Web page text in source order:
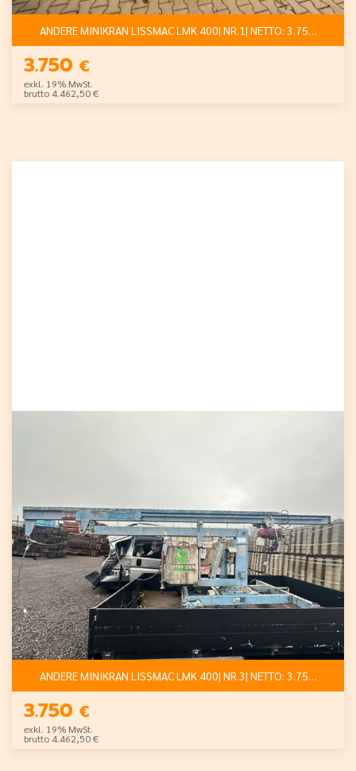
ANDERE MINIKRAN LISSMAC LMK 400| NR.1| NETTO: 3.750 €
3.750 €
exkl. 19% MwSt.
brutto 4.462,50 €
ANDERE MINIKRAN LISSMAC LMK 400| NR.3| NETTO: 3.750 €
3.750 €
exkl. 19% MwSt.
brutto 4.462,50 €